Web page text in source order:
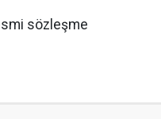
sözleşme